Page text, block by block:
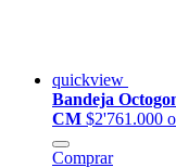
quickview
Bandeja
CM $2'761.000
Comprar